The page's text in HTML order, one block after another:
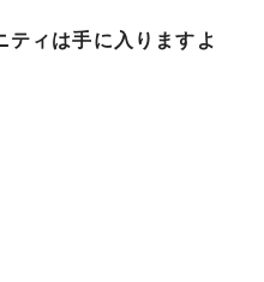
ィは手に入りますよ